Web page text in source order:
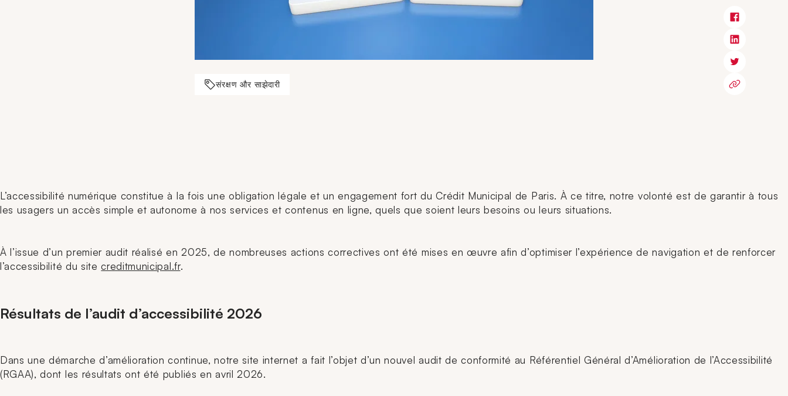
संरक्षण और साझेदारी
L’accessibilité numérique constitue à la fois une obligation légale et un engagement fort du Crédit Municipal de Paris. À ce titre, notre volonté est de garantir à tous
les usagers un accès simple et autonome à nos services et contenus en ligne, quels que soient leurs besoins ou leurs situations.
À l’issue d’un premier audit réalisé en 2025, de nombreuses actions correctives ont été mises en œuvre afin d’optimiser l’expérience de navigation et de renforcer
l’accessibilité du sitecreditmunicipal.fr.
Résultats de l’audit d’accessibilité 2026
Dans une démarche d’amélioration continue, notre site internet a fait l’objet d’un nouvel audit de conformité au Référentiel Général d’Amélioration de l’Accessibilité
(RGAA), dont les résultats ont été publiés en avril 2026.